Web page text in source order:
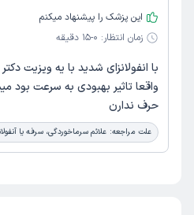
این پزشک را پیشنهاد میکنم
زمان انتظار: 0-15 دقیقه
با انفولانزای شدید با یه ویزیت
واقعا تاثیر بهبودی به سرعت بود
حرف ندارن
علت مراجعه: علائم سرماخوردگی، سرفه یا